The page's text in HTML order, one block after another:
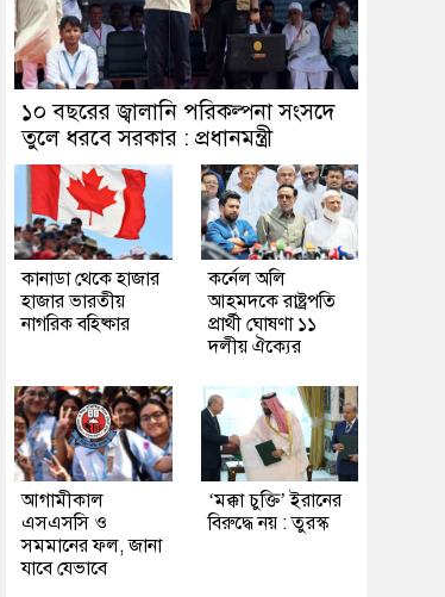
১০ বছরের জ্বালানি পরিকল্পনা সংসদে
তুলে ধরবে সরকার : প্রধানমন্ত্রী
কানাডা থেকে হাজার
হাজার ভারতীয়
নাগরিক বহিষ্কার
কর্নেল অলি
আহমদকে রাষ্ট্রপতি
প্রার্থী ঘোষণা ১১
দলীয় ঐক্যের
আগামীকাল
এসএসসি ও
সমমানের ফল, জানা
যাবে যেভাবে
‘মক্কা চুক্তি’ ইরানের
বিরুদ্ধে নয় : তুরস্ক